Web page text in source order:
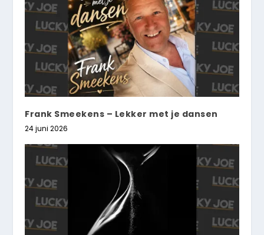
Frank Smeekens – Lekker met je dansen
24 juni 2026